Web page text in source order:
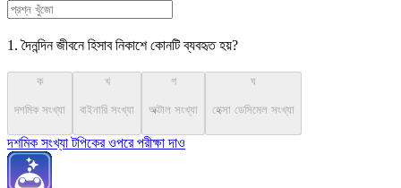
1. দৈনন্দিন জীবনে হিসাব নিকাশে কোনটি ব্যবহৃত হয়?
ক
দশমিক সংখ্যা
খ
বাইনারি সংখ্যা
গ
অক্টাল সংখ্যা
ঘ
হেক্সা ডেসিমেল সংখ্যা
দশমিক সংখ্যা টপিকের ওপরে পরীক্ষা দাও